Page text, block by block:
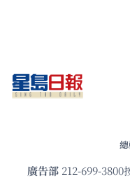
廣告部212-699-3800